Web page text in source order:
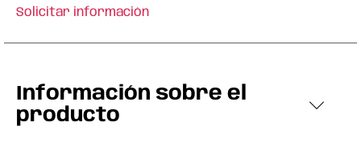
Solicitar información
Información sobre el
producto